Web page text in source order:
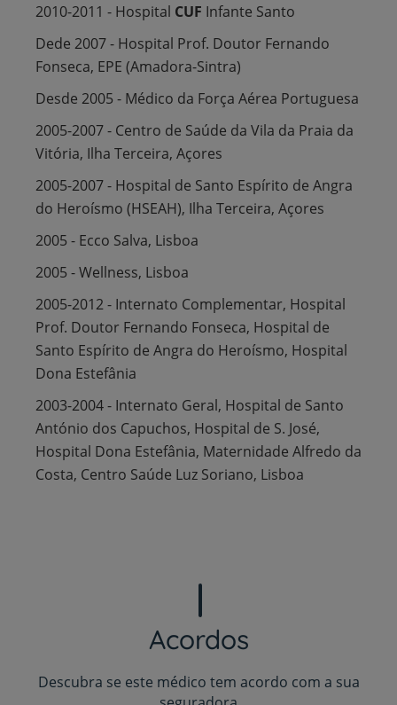
2010-2011 - Hospital CUF Infante Santo
Dede 2007 - Hospital Prof. Doutor Fernando
Fonseca, EPE (Amadora-Sintra)
Desde 2005 - Médico da Força Aérea Portuguesa
2005-2007 - Centro de Saúde da Vila da Praia da
Vitória, Ilha Terceira, Açores
2005-2007 - Hospital de Santo Espírito de Angra
do Heroísmo (HSEAH), Ilha Terceira, Açores
2005 - Ecco Salva, Lisboa
2005 - Wellness, Lisboa
2005-2012 - Internato Complementar, Hospital
Prof. Doutor Fernando Fonseca, Hospital de
Santo Espírito de Angra do Heroísmo, Hospital
Dona Estefânia
2003-2004 - Internato Geral, Hospital de Santo
António dos Capuchos, Hospital de S. José,
Hospital Dona Estefânia, Maternidade Alfredo da
Costa, Centro Saúde Luz Soriano, Lisboa
Acordos
Descubra se este médico tem acordo com a sua